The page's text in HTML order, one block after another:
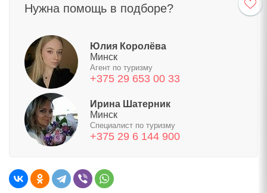
Нужна помощь в подборе?
Юлия Королёва
Минск
Агент по туризму
+375 29 653 00 33
Ирина Шатерник
Минск
Специалист по туризму
+375 29 6 144 900